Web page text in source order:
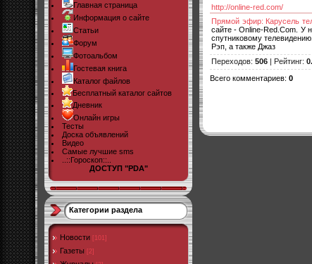
Главная страница
Информация о сайте
Статьи
Форум
Фотоальбом
Гостевая книга
Каталог файлов
Бесплатный каталог сайтов
Дневник
Онлайн игры
Тесты
Доска объявлений
Видео
Самые лучшие sms
..::Гороскоп::..
ДОСТУП "PDA"
Категории раздела
Новости [101]
Газеты [2]
http://online-red.com/
Прямой эфир: Карусель
сайте - Online-Red.Com. У
спутниковому
Рэп, а также Джаз
Переходов: 506 | Рейтинг:
Всего комментариев: 0